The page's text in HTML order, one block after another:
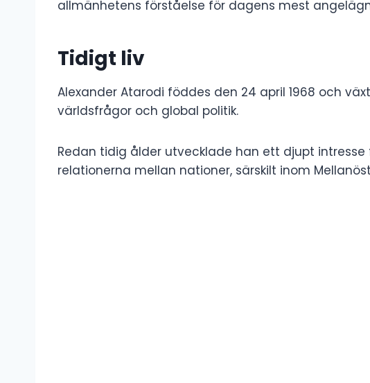
allmänhetens förståelse för dagens mest
Tidigt liv
Alexander Atarodi föddes den 24 april 1968 och
världsfrågor och global politik.
Redan tidig ålder utvecklade han ett djupt
relationerna mellan nationer, särskilt inom